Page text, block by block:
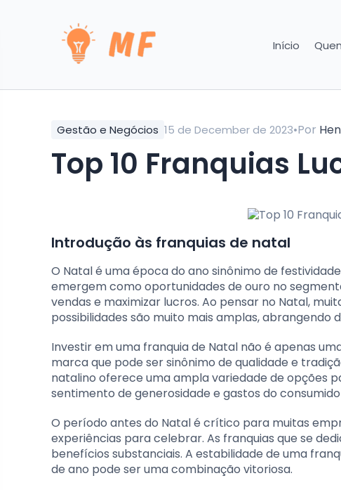
Início
Gestão e Negócios 15 de December de 2023•Por
Top 10 Franquias
Introdução às franquias de natal
O Natal é uma época do ano sinônimo de
emergem como oportunidades de ouro no
vendas e maximizar lucros. Ao pensar no Natal,
possibilidades são muito mais amplas,
Investir em uma franquia de Natal não é apenas
marca que pode ser sinônimo de qualidade e
natalino oferece uma ampla variedade de opções
sentimento de generosidade e gastos do
O período antes do Natal é crítico para muitas
experiências para celebrar. As franquias que se
benefícios substanciais. A estabilidade de uma
de ano pode ser uma combinação vitoriosa.